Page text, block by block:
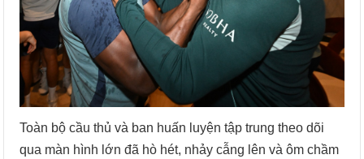
Toàn bộ cầu thủ và ban huấn luyện tập trung theo dõi
qua màn hình lớn đã hò hét, nhảy cẫng lên và ôm chầm